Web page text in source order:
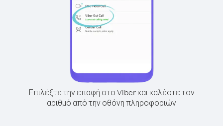
Επιλέξτε την επαφή στο Viber και καλέστε τον
αριθμό από την οθόνη πληροφοριών